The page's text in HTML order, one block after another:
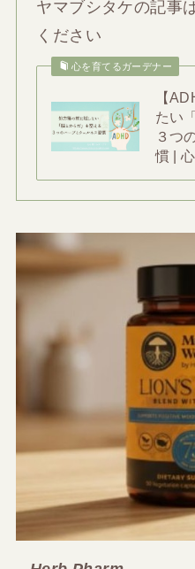
ヤマブシタケの記事
ください
心を育てるガーデナー
【
たい
３つ
慣 |